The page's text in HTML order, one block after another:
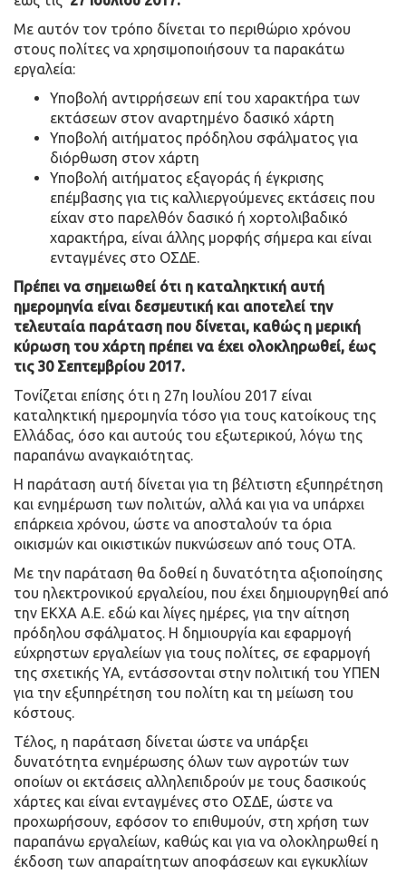
Με αυτόν τον τρόπο δίνεται το περιθώριο χρόνου
στους πολίτες να χρησιμοποιήσουν τα παρακάτω
εργαλεία:
Υποβολή αντιρρήσεων επί του χαρακτήρα των
εκτάσεων στον αναρτημένο δασικό χάρτη
Υποβολή αιτήματος πρόδηλου σφάλματος για
διόρθωση στον χάρτη
Υποβολή αιτήματος εξαγοράς ή έγκρισης
επέμβασης για τις καλλιεργούμενες εκτάσεις που
είχαν στο παρελθόν δασικό ή χορτολιβαδικό
χαρακτήρα, είναι άλλης μορφής σήμερα και είναι
ενταγμένες στο ΟΣΔΕ.
Πρέπει να σημειωθεί ότι η καταληκτική αυτή
ημερομηνία είναι δεσμευτική και αποτελεί την
τελευταία παράταση που δίνεται, καθώς η μερική
κύρωση του χάρτη πρέπει να έχει ολοκληρωθεί, έως
τις 30 Σεπτεμβρίου 2017.
Τονίζεται επίσης ότι η 27η Ιουλίου 2017 είναι
καταληκτική ημερομηνία τόσο για τους κατοίκους της
Ελλάδας, όσο και αυτούς του εξωτερικού, λόγω της
παραπάνω αναγκαιότητας.
Η παράταση αυτή δίνεται για τη βέλτιστη εξυπηρέτηση
και ενημέρωση των πολιτών, αλλά και για να υπάρχει
επάρκεια χρόνου, ώστε να αποσταλούν τα όρια
οικισμών και οικιστικών πυκνώσεων από τους ΟΤΑ.
Με την παράταση θα δοθεί η δυνατότητα αξιοποίησης
του ηλεκτρονικού εργαλείου, που έχει δημιουργηθεί από
την ΕΚΧΑ Α.Ε. εδώ και λίγες ημέρες, για την αίτηση
πρόδηλου σφάλματος. Η δημιουργία και εφαρμογή
εύχρηστων εργαλείων για τους πολίτες, σε εφαρμογή
της σχετικής ΥΑ, εντάσσονται στην πολιτική του ΥΠΕΝ
για την εξυπηρέτηση του πολίτη και τη μείωση του
κόστους.
Τέλος, η παράταση δίνεται ώστε να υπάρξει
δυνατότητα ενημέρωσης όλων των αγροτών των
οποίων οι εκτάσεις αλληλεπιδρούν με τους δασικούς
χάρτες και είναι ενταγμένες στο ΟΣΔΕ, ώστε να
προχωρήσουν, εφόσον το επιθυμούν, στη χρήση των
παραπάνω εργαλείων, καθώς και για να ολοκληρωθεί η
έκδοση των απαραίτητων αποφάσεων και εγκυκλίων